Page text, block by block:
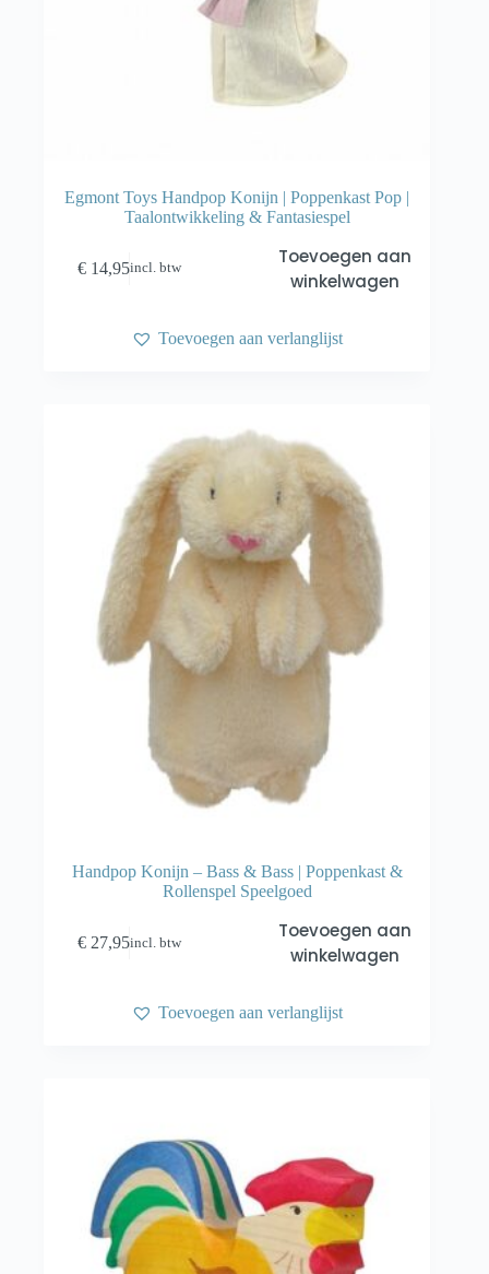
Egmont Toys Handpop Konijn | Poppenkast Pop |
Taalontwikkeling & Fantasiespel
€ 14,95incl. btw
Toevoegen aan
winkelwagen
Toevoegen aan verlanglijst
Handpop Konijn – Bass & Bass | Poppenkast &
Rollenspel Speelgoed
€ 27,95incl. btw
Toevoegen aan
winkelwagen
Toevoegen aan verlanglijst